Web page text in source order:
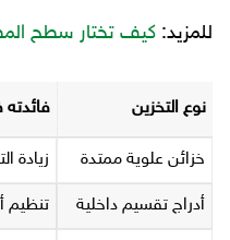
للمزيد: كيف تختار سطح
نوع التخزين
خزائن علوية ممتدة زيادة
أدراج تقسيم داخلية تنظيم